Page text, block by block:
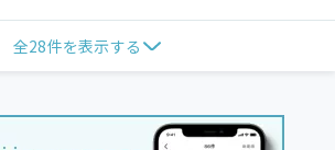
全28件を表示する